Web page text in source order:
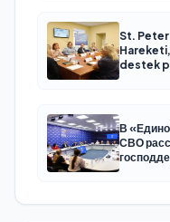
St.
destek
В
СВО